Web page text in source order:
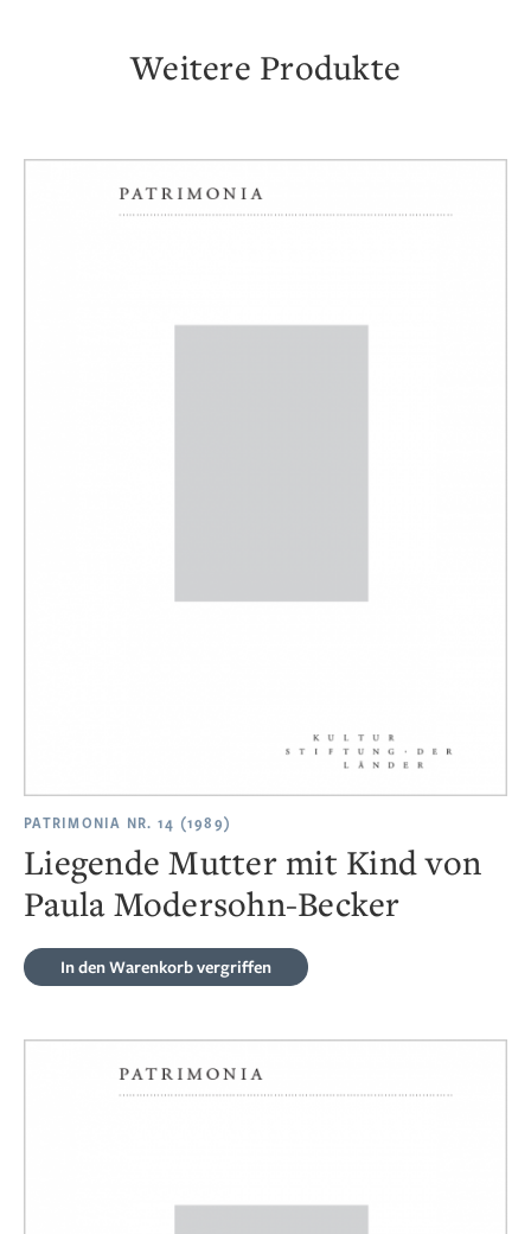
Weitere Produkte
PATRIMONIA NR. 14 (1989)
Liegende Mutter mit Kind von
Paula Modersohn-Becker
In den Warenkorbvergriffen